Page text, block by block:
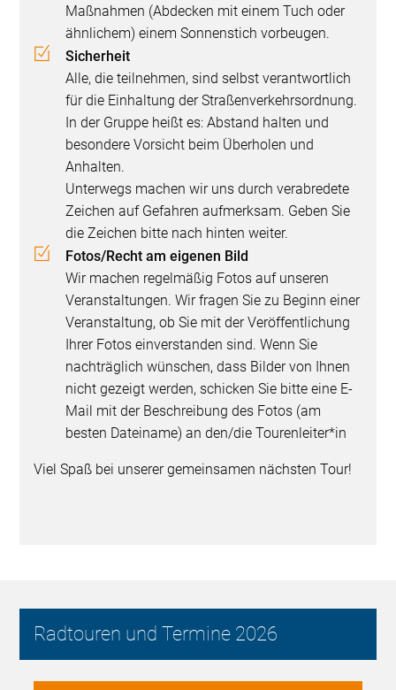
Maßnahmen (Abdecken mit einem Tuch oder
ähnlichem) einem Sonnenstich vorbeugen.
Sicherheit
Alle, die teilnehmen, sind selbst verantwortlich
für die Einhaltung der Straßenverkehrsordnung.
In der Gruppe heißt es: Abstand halten und
besondere Vorsicht beim Überholen und
Anhalten.
Unterwegs machen wir uns durch verabredete
Zeichen auf Gefahren aufmerksam. Geben Sie
die Zeichen bitte nach hinten weiter.
Fotos/Recht am eigenen Bild
Wir machen regelmäßig Fotos auf unseren
Veranstaltungen. Wir fragen Sie zu Beginn einer
Veranstaltung, ob Sie mit der Veröffentlichung
Ihrer Fotos einverstanden sind. Wenn Sie
nachträglich wünschen, dass Bilder von Ihnen
nicht gezeigt werden, schicken Sie bitte eine E-
Mail mit der Beschreibung des Fotos (am
besten Dateiname) an den/die Tourenleiter*in
Viel Spaß bei unserer gemeinsamen nächsten Tour!
Radtouren und Termine 2026